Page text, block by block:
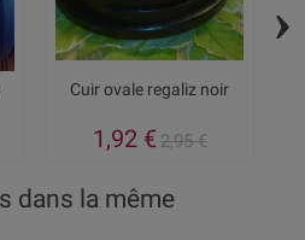
Cuir ovale regaliz noir
1,92 €2,95 €
›
dans la même